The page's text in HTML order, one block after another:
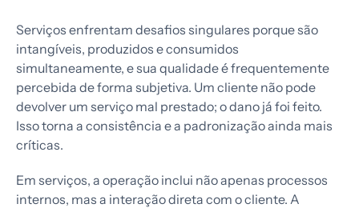
Serviços enfrentam desafios singulares porque são
intangíveis, produzidos e consumidos
simultaneamente, e sua qualidade é frequentemente
percebida de forma subjetiva. Um cliente não pode
devolver um serviço mal prestado; o dano já foi feito.
Isso torna a consistência e a padronização ainda mais
críticas.
Em serviços, a operação inclui não apenas processos
internos, mas a interação direta com o cliente. A